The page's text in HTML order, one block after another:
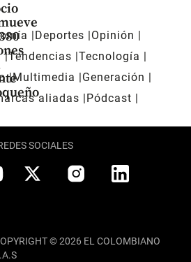
Deportes
Opinión
Tendencias Tecnología
Multimedia
Generación
aliadas
Pódcast
SOCIALES
© 2026 EL COLOMBIANO